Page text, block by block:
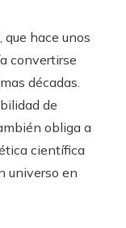
que hace unos
convertirse
décadas.
de
obliga a
científica
universo en